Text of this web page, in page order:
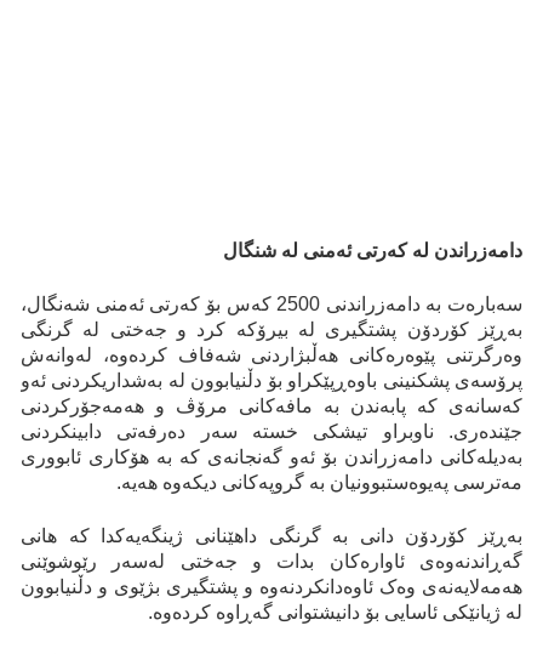
دامەزراندن لە کەرتی ئەمنی لە شنگال
سەبارەت بە دامەزراندنی 2500 کەس بۆ کەرتی ئەمنی شەنگال،
بەڕێز کۆردۆن پشتگیری لە بیرۆکە کرد و جەختی لە گرنگی
وەرگرتنی پێوەرەکانی هەڵبژاردنی شەفاف کردەوە، لەوانەش
پرۆسەی پشکنینی باوەڕپێکراو بۆ دڵنیابوون لە بەشداریکردنی ئەو
کەسانەی کە پابەندن بە مافەکانی مرۆڤ و هەمەجۆرکردنی
جێندەری. ناوبراو تیشکی خستە سەر دەرفەتی دابینکردنی
بەدیلەکانی دامەزراندن بۆ ئەو گەنجانەی کە بە هۆکاری ئابووری
مەترسی پەیوەستبوونیان بە گروپەکانی دیکەوە هەیە.
بەڕێز کۆردۆن دانی بە گرنگی داهێنانی ژینگەیەکدا کە هانی
گەڕاندنەوەی ئاوارەکان بدات و جەختی لەسەر رێوشوێنی
هەمەلایەنەی وەک ئاوەدانکردنەوە و پشتگیری بژێوی و دڵنیابوون
لە ژیانێکی ئاسایی بۆ دانیشتوانی گەڕاوە کردەوە.